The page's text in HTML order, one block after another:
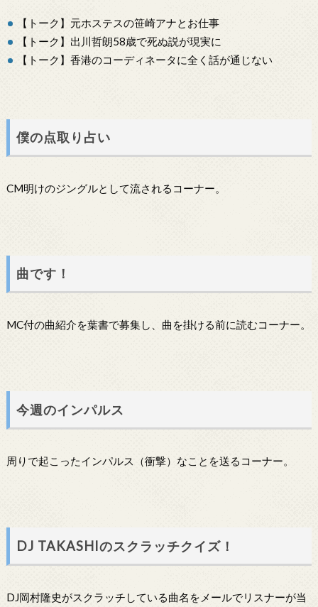
【トーク】元ホステスの笹崎アナとお仕事
【トーク】出川哲朗58歳で死ぬ説が現実に
【トーク】香港のコーディネータに全く話が通じない
僕の点取り占い
CM明けのジングルとして流されるコーナー。
曲です！
MC付の曲紹介を葉書で募集し、曲を掛ける前に読むコーナー。
今週のインパルス
周りで起こったインパルス（衝撃）なことを送るコーナー。
DJ TAKASHIのスクラッチクイズ！
DJ岡村隆史がスクラッチしている曲名をメールでリスナーが当